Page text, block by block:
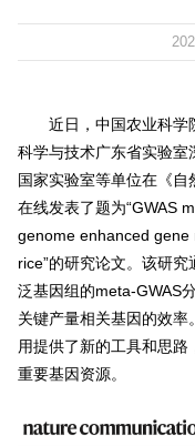
近日，中国农业科学
科学与技术广东省实验室
国家实验室等单位在《
在线发表了题为“GWAS
genome enhanced
rice”的研究论文。该研
泛基因组的meta-GWAS
关键产量相关基因的效率
用提供了新的工具和思
重要基因资源。